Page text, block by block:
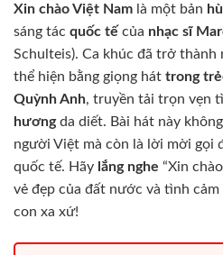
Xin chào Việt Nam là một bản
sáng tác quốc tế của nhạc sĩ
Schulteis). Ca khúc đã trở
thể hiện bằng giọng hát trong
Quỳnh Anh, truyền tải trọn vẹn
hươngda diết. Bài hát này
người Việt mà còn là lời mời gọi
quốc tế. Hãy lắng nghe “Xin
vẻ đẹp của đất nước và tình
con xa xứ!